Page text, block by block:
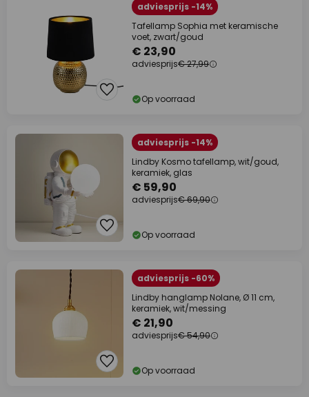
adviesprijs -14%
Tafellamp Sophia met keramische
voet, zwart/goud
€ 23,90
adviesprijs€ 27,99
Op voorraad
adviesprijs -14%
Lindby Kosmo tafellamp, wit/goud,
keramiek, glas
€ 59,90
adviesprijs€ 69,90
Op voorraad
adviesprijs -60%
Lindby hanglamp Nolane, Ø 11 cm,
keramiek, wit/messing
€ 21,90
adviesprijs€ 54,90
Op voorraad